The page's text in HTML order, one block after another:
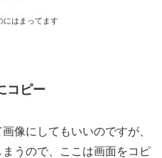
にはまってます
コピー
像にしてもいいのですが、
うので、ここは画面をコピ